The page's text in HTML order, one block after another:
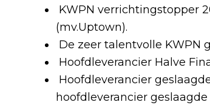
KWPN verrichtingstopper
(mv.Uptown).
De zeer talentvolle KWPN
Hoofdleverancier Halve
Hoofdleverancier
hoofdleverancier geslaagde